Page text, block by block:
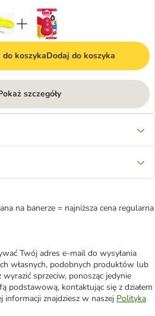
do koszykaDodaj do koszyka
szczegóły
na banerze = najniższa cena regularna
Twój adres e-mail do wysyłania
własnych, podobnych produktów lub
sprzeciw, ponosząc jedynie
podstawową, kontaktując się z działem
informacji znajdziesz w naszej Polityka